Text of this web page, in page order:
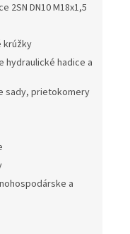
2SN DN10 M18x1,5
krúžky
hydraulické hadice a
sady, prietokomery
a